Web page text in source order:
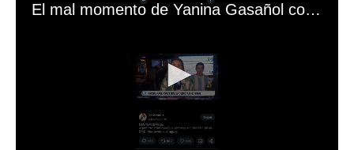
El mal momento de Yanina Gasañol con un hincha argentino en "Subrayado"